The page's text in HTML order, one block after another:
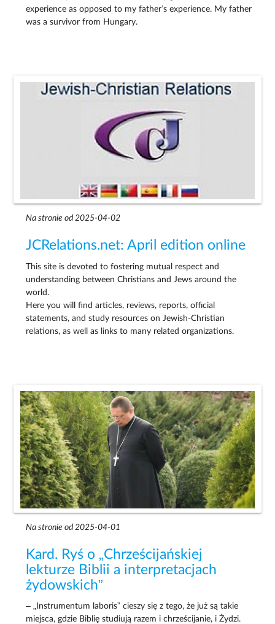
experience as opposed to my father’s experience. My father
was a survivor from Hungary.
Na stronie od 2025-04-02
JCRelations.net: April edition online
This site is devoted to fostering mutual respect and
understanding between Christians and Jews around the
world.
Here you will find articles, reviews, reports, official
statements, and study resources on Jewish-Christian
relations, as well as links to many related organizations.
Na stronie od 2025-04-01
Kard. Ryś o „Chrześcijańskiej
lekturze Biblii a interpretacjach
żydowskich”
– „Instrumentum laboris” cieszy się z tego, że już są takie
miejsca, gdzie Biblię studiują razem i chrześcijanie, i Żydzi.